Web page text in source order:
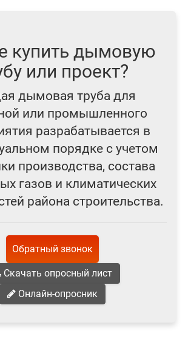
купить дымовую
или проект?
дымовая труба для
или промышленного
разрабатывается в
порядке с учетом
производства, состава
газов и климатических
района строительства.
Обратный звонок
Скачать опросный лист
Онлайн-опросник